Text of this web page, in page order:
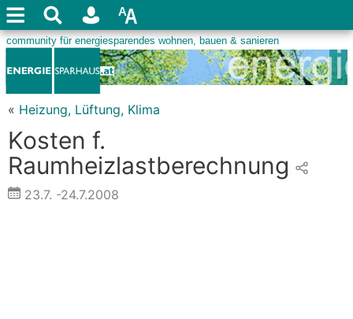
« Heizung, Lüftung, Klima
Kosten f.
Raumheizlastberechnung
23.7. -24.7.2008